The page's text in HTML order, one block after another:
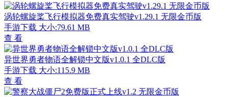
涡轮螺旋桨飞行模拟器免费真实驾驶v1.29.1 无限金币版
手游下载 大小:79.61 MB
查 看
异世界勇者物语全解锁中文版v1.0.1 全DLC版
手游下载 大小:115.9 MB
查 看